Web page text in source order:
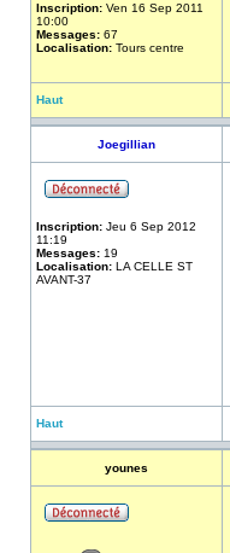
Inscription: Ven 16 Sep 2011
10:00
Messages: 67
Localisation: Tours centre
Haut
Joegillian
Inscription: Jeu 6 Sep 2012
11:19
Messages: 19
Localisation: LA CELLE ST
AVANT-37
Haut
younes